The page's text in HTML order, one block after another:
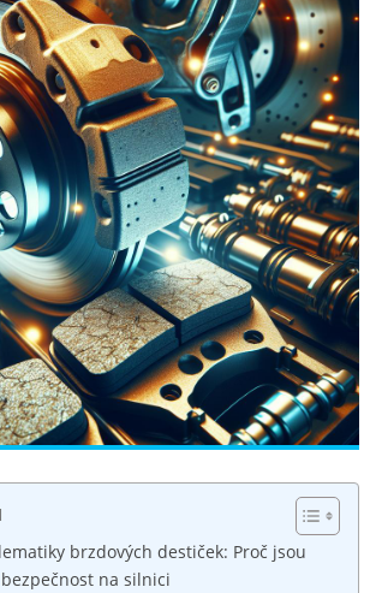
brzdových destiček:‍ Proč jsou
na silnici